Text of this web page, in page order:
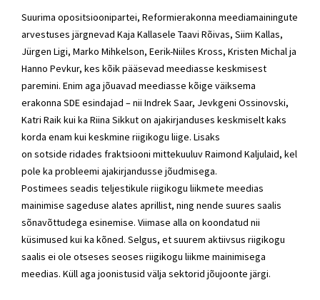
Suurima opositsioonipartei, Reformierakonna meediamainingute
arvestuses järgnevad Kaja Kallasele Taavi Rõivas, Siim Kallas,
Jürgen Ligi, Marko Mihkelson, Eerik-Niiles Kross, Kristen Michal ja
Hanno Pevkur, kes kõik pääsevad meediasse keskmisest
paremini. Enim aga jõuavad meediasse kõige väiksema
erakonna SDE esindajad – nii Indrek Saar, Jevkgeni Ossinovski,
Katri Raik kui ka Riina Sikkut on ajakirjanduses keskmiselt kaks
korda enam kui keskmine riigikogu liige. Lisaks
on sotside ridades fraktsiooni mittekuuluv Raimond Kaljulaid, kel
pole ka probleemi ajakirjandusse jõudmisega.
Postimees seadis teljestikule riigikogu liikmete meedias
mainimise sageduse alates aprillist, ning nende suures saalis
sõnavõttudega esinemise. Viimase alla on koondatud nii
küsimused kui ka kõned. Selgus, et suurem aktiivsus riigikogu
saalis ei ole otseses seoses riigikogu liikme mainimisega
meedias. Küll aga joonistusid välja sektorid jõujoonte järgi.